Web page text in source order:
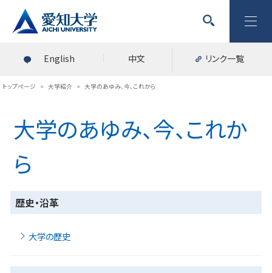
English 中文 リンク一覧
トップページ > 大学紹介 > 大学のあゆみ、今、これから
大学のあゆみ、今、これか
ら
歴史・沿革
大学の歴史